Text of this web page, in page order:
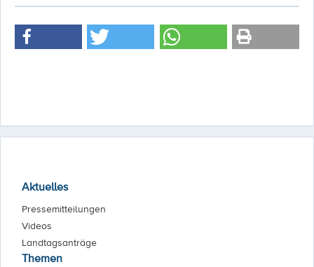
Aktuelles
Pressemitteilungen
Videos
Landtagsanträge
Themen